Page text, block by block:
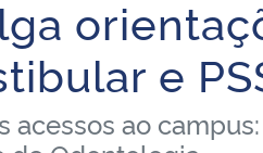
de Segurança
e
acessos ao